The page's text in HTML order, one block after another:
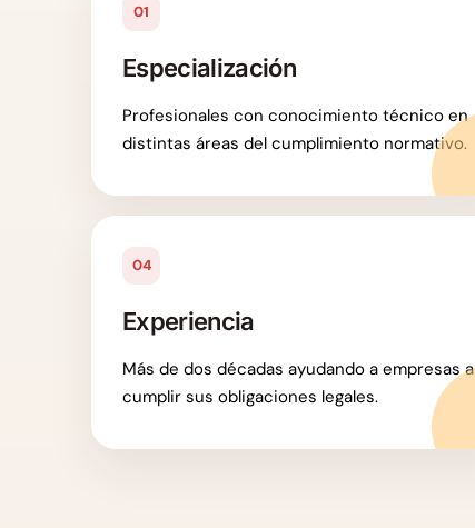
01
Especialización
Profesionales con conocimiento técnico en
distintas áreas del cumplimiento normativo.
04
Experiencia
Más de dos décadas ayudando a empresas a
cumplir sus obligaciones legales.